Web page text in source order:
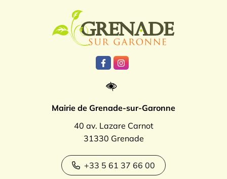
Lien vers le compte Facebook
Lien vers le compte
Mairie de Grenade-sur-Garonne
40 av. Lazare Carnot
31330 Grenade
+33 5 61 37 66 00